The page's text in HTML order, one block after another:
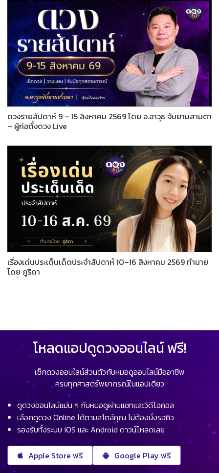
ดวงรายสัปดาห์ 9 – 15 สิงหาคม 2569 โดย อ.อาวุธ จับยามสามตา
– ผู้ก่อตั้งดวง Live
เรื่องเด่นประเด็นเด็ดประจำสัปดาห์ 10–16 สิงหาคม 2569 ทำนาย
โดย ภูริดา
โหลดแอปดูดวงออนไลน์ ฟรี!
เช็กดวงออนไลน์ส่วนตัวกับหมอดูออนไลน์มืออาชีพ
ครบทุกศาสตร์พยากรณ์ในแอปเดียว
ดูดวงออนไลน์แม่น ๆ กับหมอดูผ่านแชทและวิดีโอคอล
เลือกดูดวง Online ได้ตามสไตล์คุณ ไม่ต้องนั่งรอคิว
รองรับทั้งระบบ iOS และ Android ดาวน์โหลดเลย
Apple Store ฟรี Google Play ฟรี